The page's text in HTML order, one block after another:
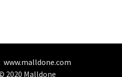
www.malldone.com
2020 Malldone